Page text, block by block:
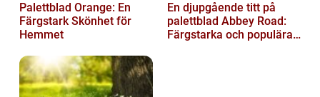
Palettblad Orange: En
Färgstark Skönhet för
Hemmet
En djupgående titt på
palettblad Abbey Road:
Färgstarka och populära